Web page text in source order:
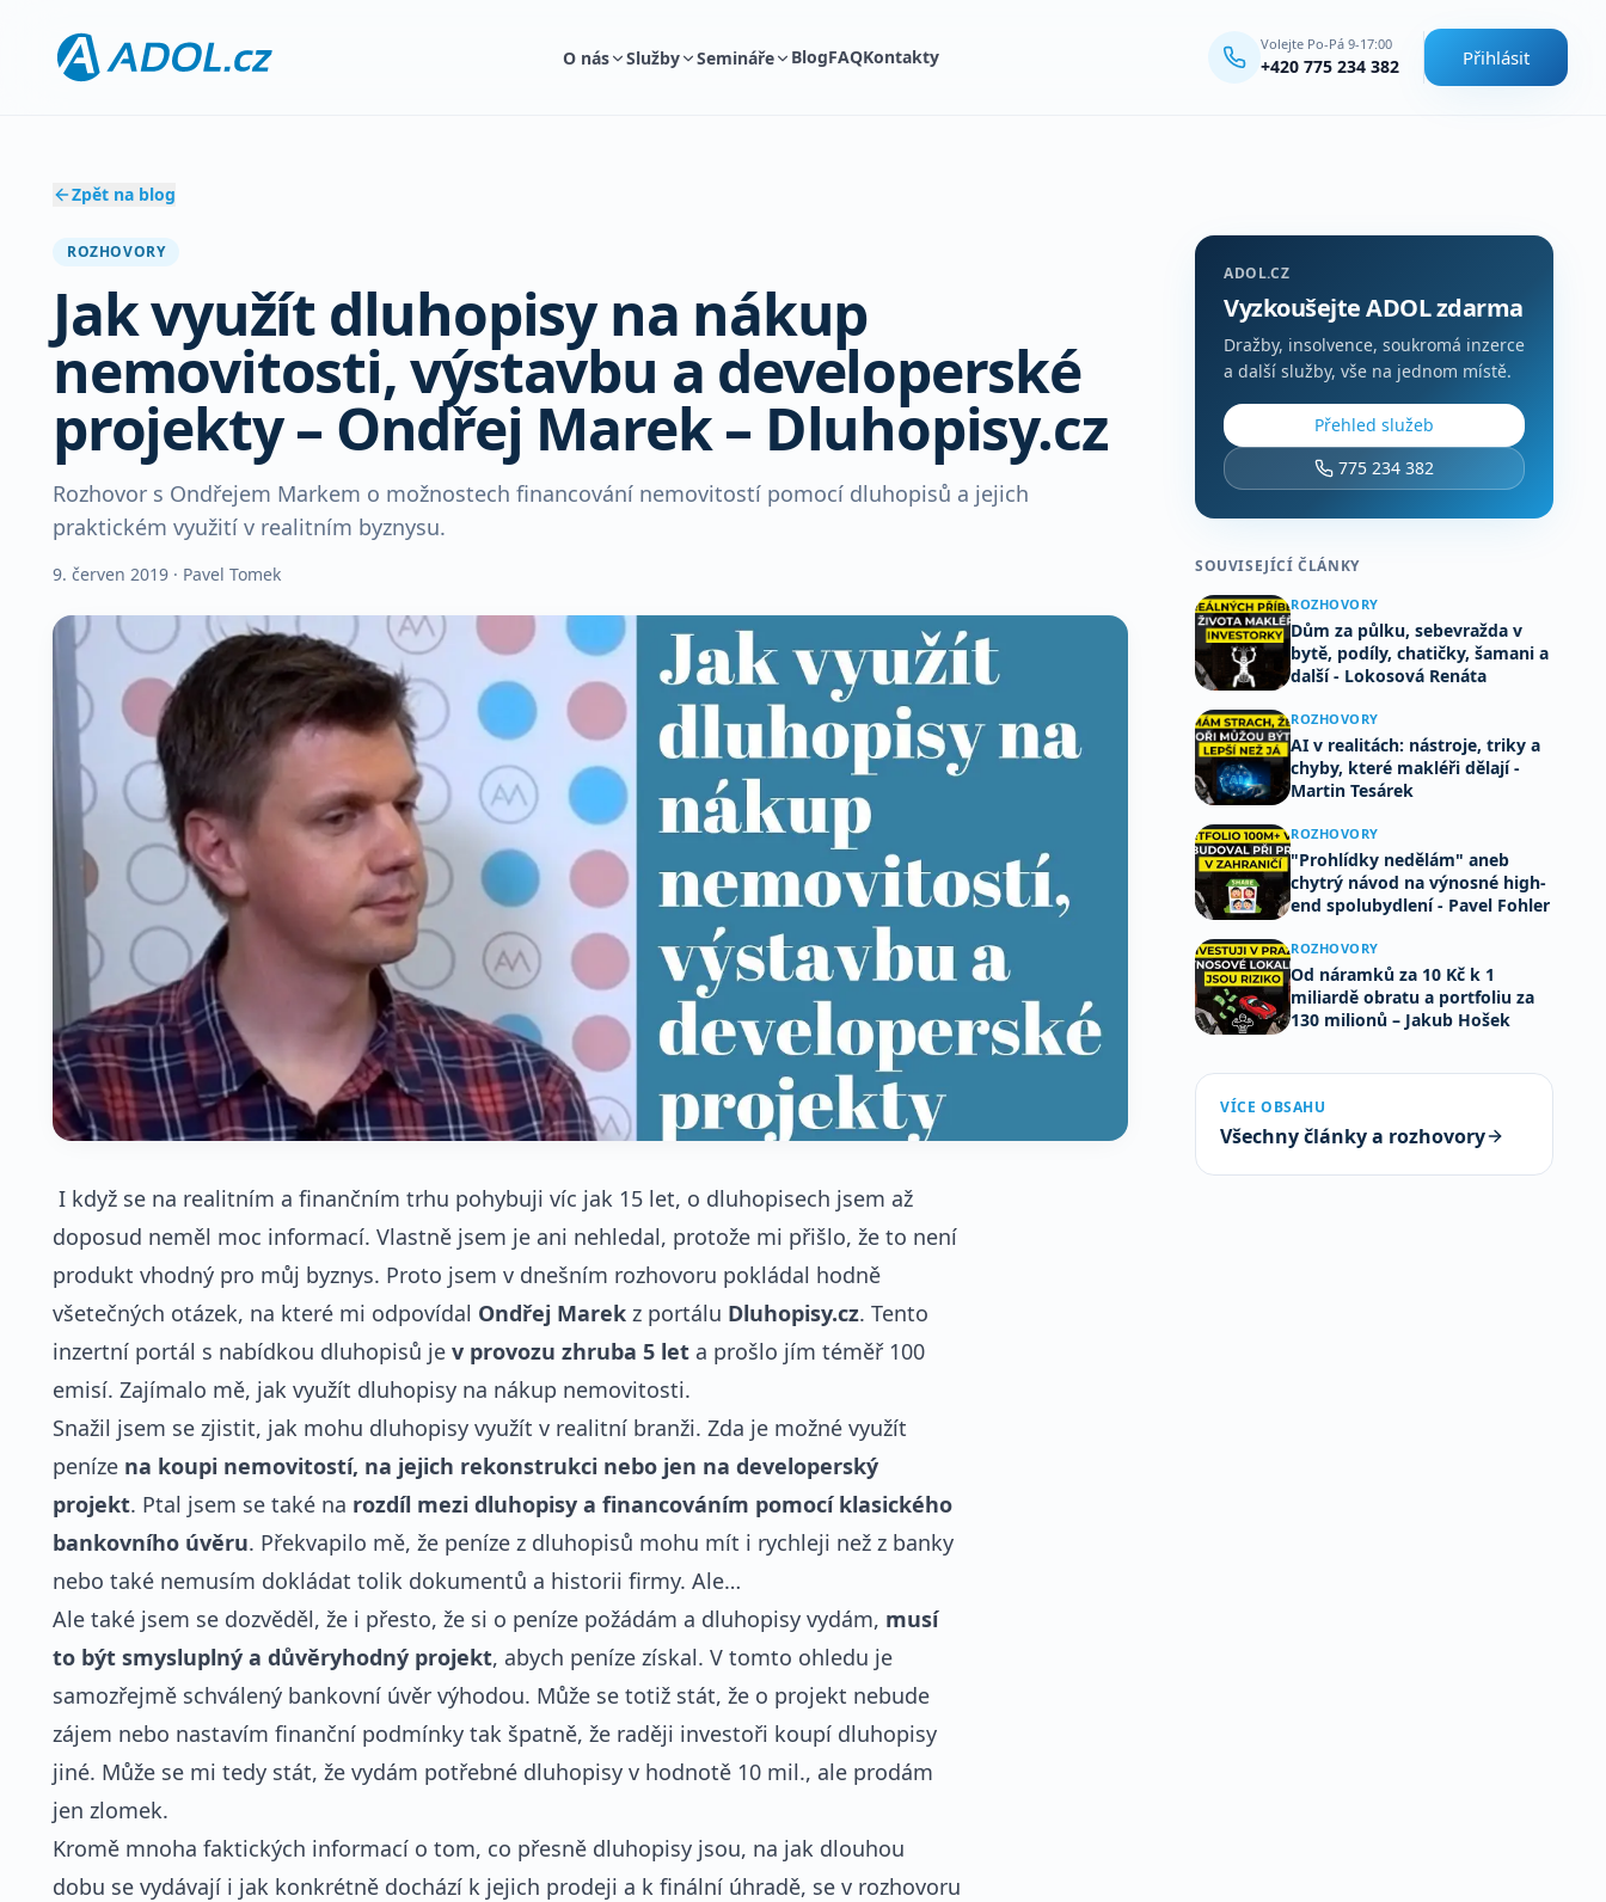
O nás Služby Semináře BlogFAQKontakty
Volejte Po-Pá 9-17:00
+420 775 234 382 Přihlásit
Zpět na blog
ROZHOVORY
Jak využít dluhopisy na nákup
nemovitosti, výstavbu a developerské
projekty – Ondřej Marek – Dluhopisy.cz
Rozhovor s Ondřejem Markem o možnostech financování nemovitostí pomocí dluhopisů a jejich
praktickém využití v realitním byznysu.
9. červen 2019 · Pavel Tomek
I když se na realitním a finančním trhu pohybuji víc jak 15 let, o dluhopisech jsem až
doposud neměl moc informací. Vlastně jsem je ani nehledal, protože mi přišlo, že to není
produkt vhodný pro můj byznys. Proto jsem v dnešním rozhovoru pokládal hodně
všetečných otázek, na které mi odpovídal Ondřej Marek z portálu Dluhopisy.cz. Tento
inzertní portál s nabídkou dluhopisů je v provozu zhruba 5 let a prošlo jím téměř 100
emisí. Zajímalo mě, jak využít dluhopisy na nákup nemovitosti.
Snažil jsem se zjistit, jak mohu dluhopisy využít v realitní branži. Zda je možné využít
peníze na koupi nemovitostí, na jejich rekonstrukci nebo jen na developerský
projekt. Ptal jsem se také na rozdíl mezi dluhopisy a financováním pomocí klasického
bankovního úvěru. Překvapilo mě, že peníze z dluhopisů mohu mít i rychleji než z banky
nebo také nemusím dokládat tolik dokumentů a historii firmy. Ale…
Ale také jsem se dozvěděl, že i přesto, že si o peníze požádám a dluhopisy vydám, musí
to být smysluplný a důvěryhodný projekt, abych peníze získal. V tomto ohledu je
samozřejmě schválený bankovní úvěr výhodou. Může se totiž stát, že o projekt nebude
zájem nebo nastavím finanční podmínky tak špatně, že raději investoři koupí dluhopisy
jiné. Může se mi tedy stát, že vydám potřebné dluhopisy v hodnotě 10 mil., ale prodám
jen zlomek.
Kromě mnoha faktických informací o tom, co přesně dluhopisy jsou, na jak dlouhou
dobu se vydávají i jak konkrétně dochází k jejich prodeji a k finální úhradě, se v rozhovoru
ADOL.CZ
Vyzkoušejte ADOL zdarma
Dražby, insolvence, soukromá inzerce
a další služby, vše na jednom místě.
Přehled služeb
775 234 382
SOUVISEJÍCÍ ČLÁNKY
ROZHOVORY
Dům za půlku, sebevražda v
bytě, podíly, chatičky, šamani a
další - Lokosová Renáta
ROZHOVORY
AI v realitách: nástroje, triky a
chyby, které makléři dělají -
Martin Tesárek
ROZHOVORY
"Prohlídky nedělám" aneb
chytrý návod na výnosné high-
end spolubydlení - Pavel Fohler
ROZHOVORY
Od náramků za 10 Kč k 1
miliardě obratu a portfoliu za
130 milionů – Jakub Hošek
VÍCE OBSAHU
Všechny články a rozhovory